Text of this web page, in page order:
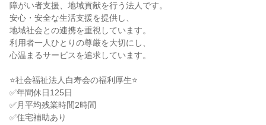
障がい者支援、地域貢献を行う法人です。
安心・安全な生活支援を提供し、
地域社会との連携を重視しています。
利用者一人ひとりの尊厳を大切にし、
心温まるサービスを追求しています。
⭐社会福祉法人白寿会の福利厚生⭐
✅年間休日125日
✅月平均残業時間2時間
✅住宅補助あり